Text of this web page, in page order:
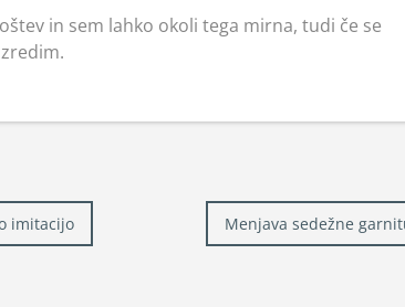
in sem lahko okoli tega mirna, tudi če se
zredim.
imitacijo Menjava sedežne